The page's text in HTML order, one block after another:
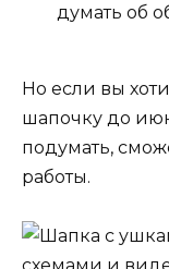
думать об
Но если вы
шапочку до
подумать,
работы.